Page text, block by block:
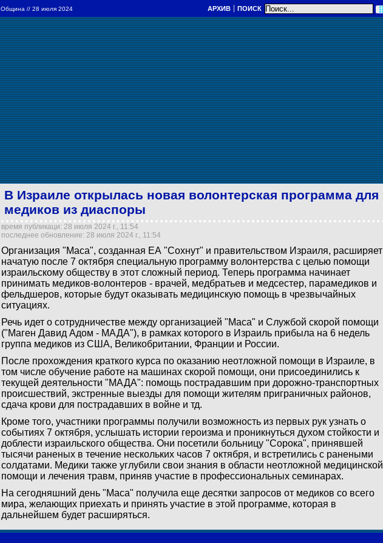
Община // 28 июля 2024 АРХИВ ПОИСК
В Израиле открылась новая волонтерская программа для
медиков из диаспоры
время публикаци: 28 июля 2024 г., 11:54
последнее обновление: 28 июля 2024 г., 11:54
Организация "Маса", созданная ЕА "Сохнут" и правительством Израиля, расширяет
начатую после 7 октября специальную программу волонтерства с целью помощи
израильскому обществу в этот сложный период. Теперь программа начинает
принимать медиков-волонтеров - врачей, медбратьев и медсестер, парамедиков и
фельдшеров, которые будут оказывать медицинскую помощь в чрезвычайных
ситуациях.
Речь идет о сотрудничестве между организацией "Маса" и Службой скорой помощи
("Маген Давид Адом - МАДА"), в рамках которого в Израиль прибыла на 6 недель
группа медиков из США, Великобритании, Франции и России.
После прохождения краткого курса по оказанию неотложной помощи в Израиле, в
том числе обучение работе на машинах скорой помощи, они присоединились к
текущей деятельности "МАДА": помощь пострадавшим при дорожно-транспортных
происшествий, экстренные выезды для помощи жителям приграничных районов,
сдача крови для пострадавших в войне и тд.
Кроме того, участники программы получили возможность из первых рук узнать о
событиях 7 октября, услышать истории героизма и проникнуться духом стойкости и
доблести израильского общества. Они посетили больницу "Сорока", принявшей
тысячи раненых в течение нескольких часов 7 октября, и встретились с ранеными
солдатами. Медики также углубили свои знания в области неотложной медицинской
помощи и лечения травм, приняв участие в профессиональных семинарах.
На сегодняшний день "Маса" получила еще десятки запросов от медиков со всего
мира, желающих приехать и принять участие в этой программе, которая в
дальнейшем будет расширяться.